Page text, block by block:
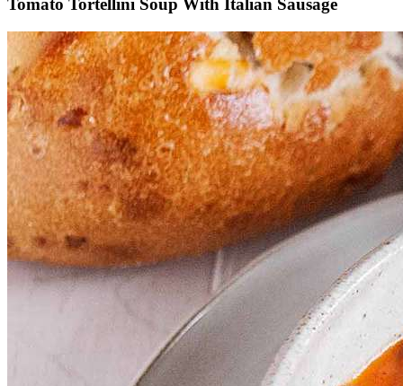
Tomato Tortellini Soup With Italian Sausage